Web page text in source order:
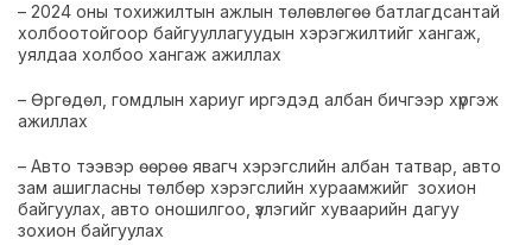
– 2024 оны тохижилтын ажлын төлөвлөгөө батлагдсантай
холбоотойгоор байгууллагуудын хэрэгжилтийг хангаж,
уялдаа холбоо хангаж ажиллах
– Өргөдөл, гомдлын хариуг иргэдэд албан бичгээр хүргэж
ажиллах
– Авто тээвэр өөрөө явагч хэрэгслийн албан татвар, авто
зам ашигласны төлбөр хэрэгслийн хураамжийг зохион
байгуулах, авто оношилгоо, үзлэгийг хуваарийн дагуу
зохион байгуулах